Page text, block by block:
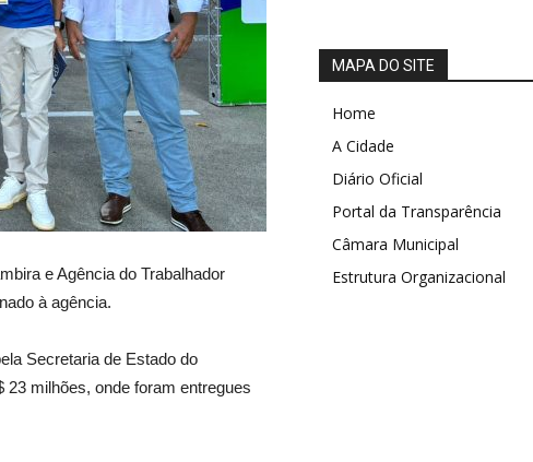
e Agência do Trabalhador
à agência.
Secretaria de Estado do
milhões, onde foram entregues
MAPA DO SITE
Home
A Cidade
Diário Oficial
Portal da Transparência
Câmara Municipal
Estrutura Organizacional